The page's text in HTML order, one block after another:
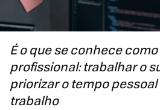
É o que se conhece
profissional: trabalhar o
priorizar o tempo
trabalho